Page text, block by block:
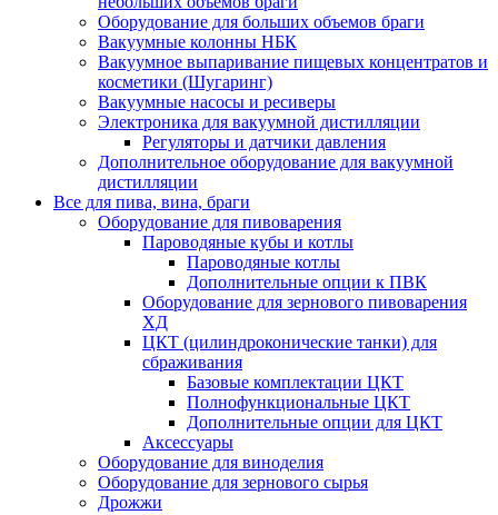
Оборудование для больших объемов браги
Вакуумные колонны НБК
Вакуумное выпаривание пищевых концентратов и
косметики (Шугаринг)
Вакуумные насосы и ресиверы
Электроника для вакуумной дистилляции
Регуляторы и датчики давления
Дополнительное оборудование для вакуумной
дистилляции
Все для пива, вина, браги
Оборудование для пивоварения
Пароводяные кубы и котлы
Пароводяные котлы
Дополнительные опции к ПВК
Оборудование для зернового пивоварения
ХД
ЦКТ (цилиндроконические танки) для
сбраживания
Базовые комплектации ЦКТ
Полнофункциональные ЦКТ
Дополнительные опции для ЦКТ
Аксессуары
Оборудование для виноделия
Оборудование для зернового сырья
Дрожжи